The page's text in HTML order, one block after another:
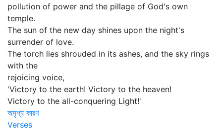
pollution of power and the pillage of God's own
temple.
The sun of the new day shines upon the night's
surrender of love.
The torch lies shrouded in its ashes, and the sky rings
with the
rejoicing voice,
'Victory to the earth! Victory to the heaven!
Victory to the all-conquering Light!'
অদৃশ্য কারণ
Verses